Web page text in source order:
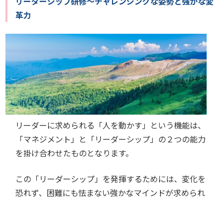
革力
リーダーに求められる「人を動かす」という機能は、
「マネジメント」と「リーダーシップ」の２つの能力
を掛け合わせたものとなります。
この「リーダーシップ」を発揮するためには、変化を
恐れず、困難にも怯まない強かなマインドが求められ